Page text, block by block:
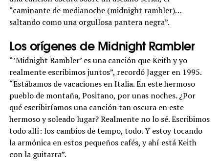
“caminante de medianoche (midnight rambler)…
saltando como una orgullosa pantera negra”.
Los orígenes de Midnight Rambler
“’Midnight Rambler’ es una canción que Keith y yo
realmente escribimos juntos”, recordó Jagger en 1995.
“Estábamos de vacaciones en Italia. En este hermoso
pueblo de montaña, Positano, por unas noches. ¿Por
qué escribiríamos una canción tan oscura en este
hermoso y soleado lugar? Realmente no lo sé. Escribimos
todo allí: los cambios de tempo, todo. Y estoy tocando
la armónica en estos pequeños cafés, y ahí está Keith
con la guitarra”.